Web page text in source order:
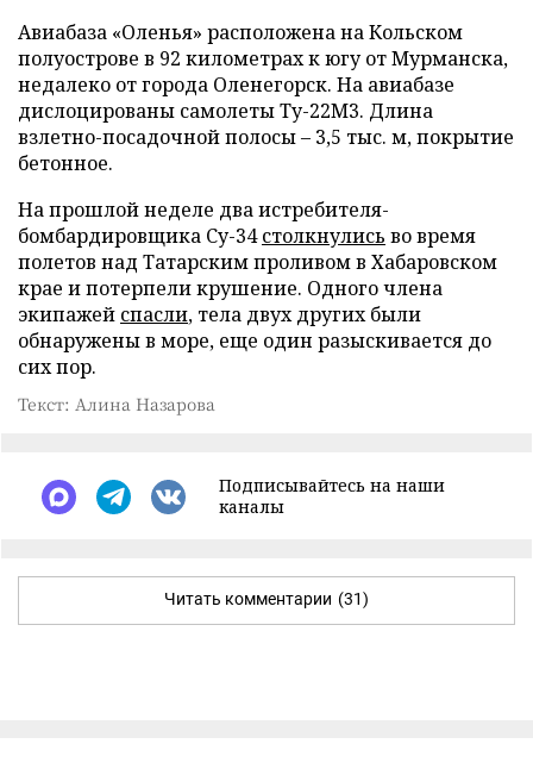
Авиабаза «Оленья» расположена на Кольском
полуострове в 92 километрах к югу от Мурманска,
недалеко от города Оленегорск. На авиабазе
дислоцированы самолеты Ту-22М3. Длина
взлетно-посадочной полосы – 3,5 тыс. м, покрытие
бетонное.
На прошлой неделе два истребителя-
бомбардировщика Су-34столкнулись во время
полетов над Татарским проливом в Хабаровском
крае и потерпели крушение. Одного члена
экипажей спасли, тела двух других были
обнаружены в море, еще один разыскивается до
сих пор.
Текст: Алина Назарова
Подписывайтесь на наши
каналы
Читать комментарии (31)